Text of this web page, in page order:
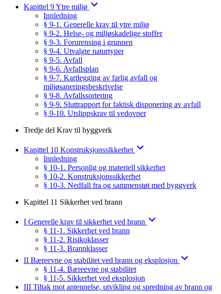
Kapittel 9 Ytre miljø
Innledning
§ 9-1. Generelle krav til ytre miljø
§ 9-2. Helse- og miljøskadelige stoffer
§ 9-3. Forurensing i grunnen
§ 9-4. Utvalgte naturtyper
§ 9-5. Avfall
§ 9-6. Avfallsplan
§ 9-7. Kartlegging av farlig avfall og
miljøsaneringsbeskrivelse
§ 9-8. Avfallssortering
§ 9-9. Sluttrapport for faktisk disponering av avfall
§ 9-10. Utslippskrav til vedovner
Tredje del Krav til byggverk
Kapittel 10 Konstruksjonssikkerhet
Innledning
§ 10-1. Personlig og materiell sikkerhet
§ 10-2. Konstruksjonssikkerhet
§ 10-3. Nedfall fra og sammenstøt med byggverk
Kapittel 11 Sikkerhet ved brann
I Generelle krav til sikkerhet ved brann
§ 11-1. Sikkerhet ved brann
§ 11-2. Risikoklasser
§ 11-3. Brannklasser
II Bæreevne og stabilitet ved brann og eksplosjon
§ 11-4. Bæreevne og stabilitet
§ 11-5. Sikkerhet ved eksplosjon
III Tiltak mot antennelse, utvikling og spredning av brann og